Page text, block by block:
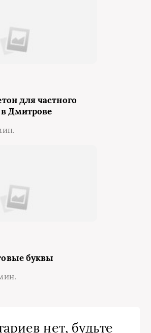
для частного
в Дмитрове
буквы
нет, будьте